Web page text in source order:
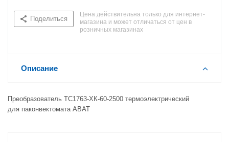
Поделиться
Цена действительна только для интернет-
магазина и может отличаться от цен в
розничных магазинах
Описание
Преобразователь ТС1763-ХК-60-2500 термоэлектрический
для паконвектомата ABAT